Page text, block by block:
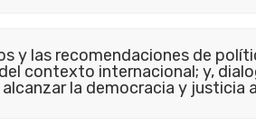
y las recomendaciones de
contexto internacional; y,
la democracia y justicia